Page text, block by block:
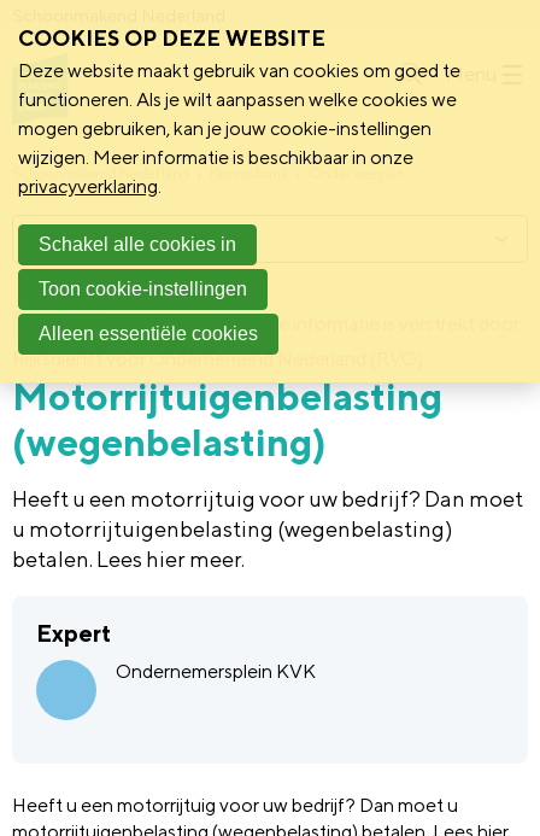
Menu
Schoonmakend Nederland
Achtergrond 2 februari 2011 Deze informatie is verstrekt door:
Rijksdienst voor Ondernemend Nederland (RVO)
Motorrijtuigenbelasting
(wegenbelasting)
Heeft u een motorrijtuig voor uw bedrijf? Dan moet
u motorrijtuigenbelasting (wegenbelasting)
betalen. Lees hier meer.
Expert
Ondernemersplein KVK
Heeft u een motorrijtuig voor uw bedrijf? Dan moet u
Menu
COOKIES OP DEZE WEBSITE
Deze website maakt gebruik van cookies om goed te
functioneren. Als je wilt aanpassen welke cookies we
mogen gebruiken, kan je jouw cookie-instellingen
wijzigen. Meer informatie is beschikbaar in onze
privacyverklaring.
Schakel alle cookies in
Toon cookie-instellingen
Alleen essentiële cookies